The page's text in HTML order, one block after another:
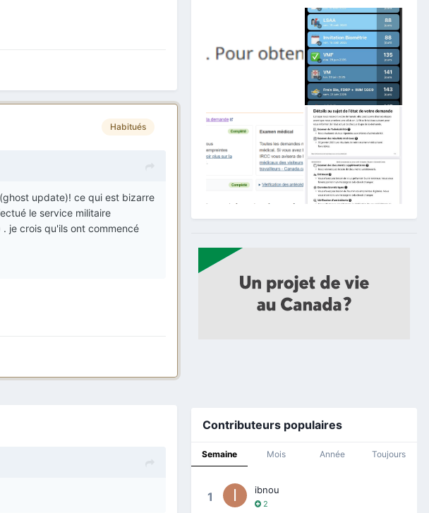
Habitués
update)! ce qui est bizarre
le service militaire
je crois qu'ils ont commencé
Contributeurs populaires
Semaine Mois Année Toujours
1 ibnou
2